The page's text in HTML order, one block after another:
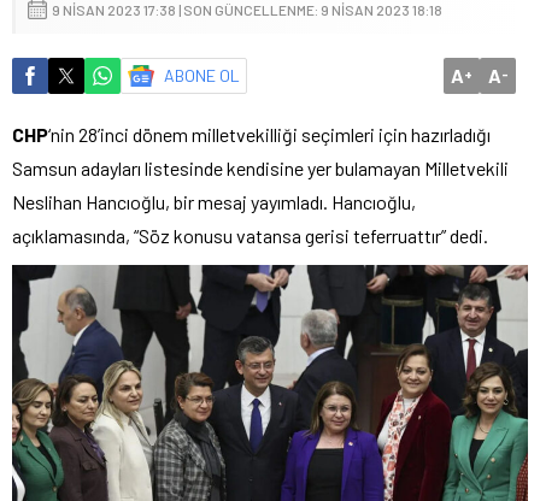
9 NISAN 2023 17:38 | SON GÜNCELLENME: 9 NISAN 2023 18:18
ABONE OL A+ A-
CHP‘nin 28’inci dönem milletvekilliği seçimleri için hazırladığı
Samsun adayları listesinde kendisine yer bulamayan Milletvekili
Neslihan Hancıoğlu, bir mesaj yayımladı. Hancıoğlu,
açıklamasında, “Söz konusu vatansa gerisi teferruattır” dedi.